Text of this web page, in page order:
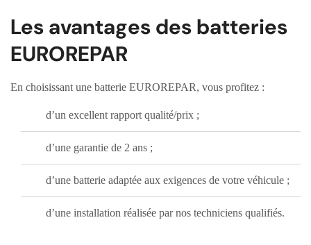
Les avantages des batteries
EUROREPAR
En choisissant une batterie EUROREPAR, vous profitez :
d’un excellent rapport qualité/prix ;
d’une garantie de 2 ans ;
d’une batterie adaptée aux exigences de votre véhicule ;
d’une installation réalisée par nos techniciens qualifiés.